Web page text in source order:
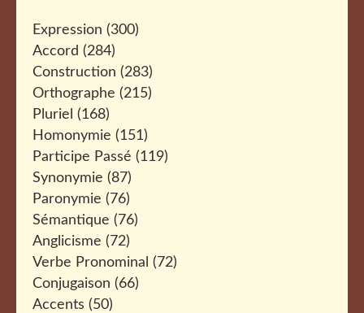
Expression (300)
Accord (284)
Construction (283)
Orthographe (215)
Pluriel (168)
Homonymie (151)
Participe Passé (119)
Synonymie (87)
Paronymie (76)
Sémantique (76)
Anglicisme (72)
Verbe Pronominal (72)
Conjugaison (66)
Accents (50)